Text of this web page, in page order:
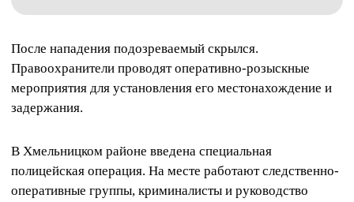
После нападения подозреваемый скрылся.
Правоохранители проводят оперативно-розыскные
мероприятия для установления его местонахождение и
задержания.
В Хмельницком районе введена специальная
полицейская операция. На месте работают следственно-
оперативные группы, криминалисты и руководство